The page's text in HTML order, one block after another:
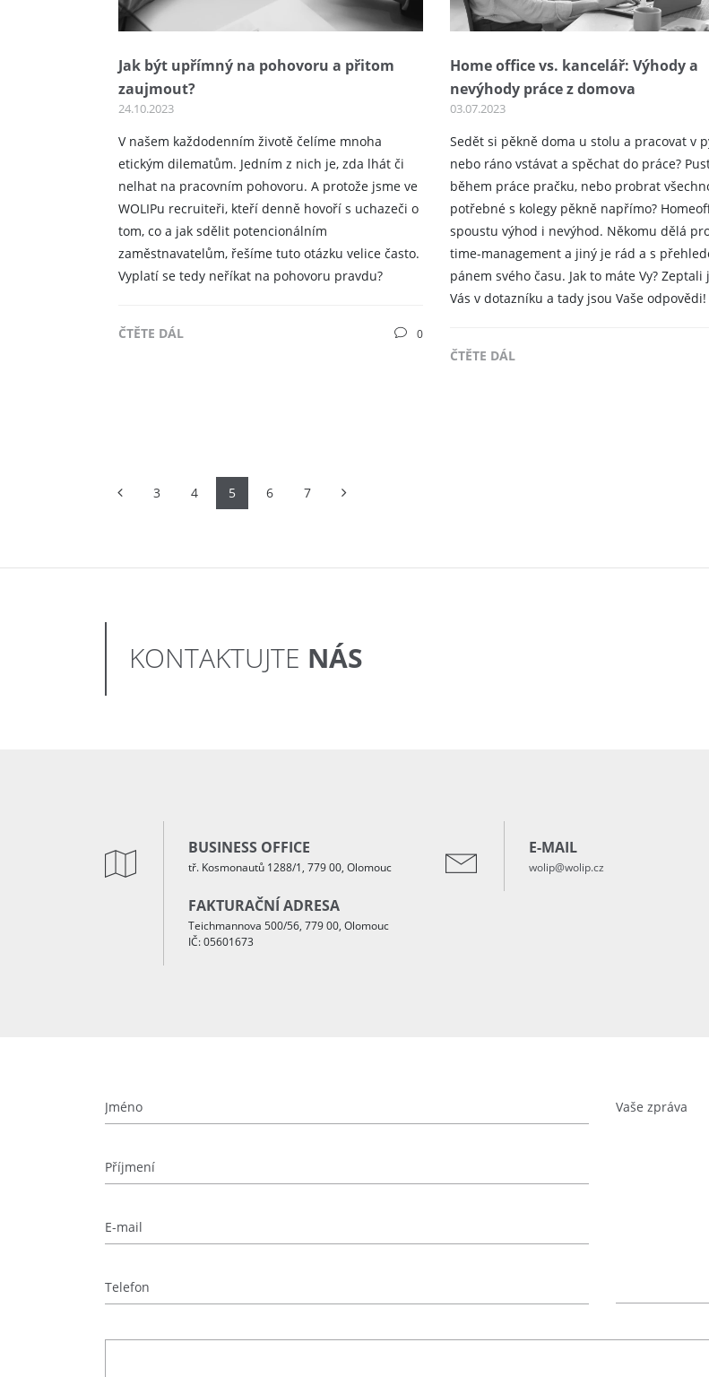
Jak být upřímný na pohovoru a přitom
zaujmout?
24.10.2023
V našem každodenním životě čelíme mnoha
etickým dilematům. Jedním z nich je, zda lhát či
nelhat na pracovním pohovoru. A protože jsme ve
WOLIPu recruiteři, kteří denně hovoří s uchazeči o
tom, co a jak sdělit potencionálním
zaměstnavatelům, řešíme tuto otázku velice často.
Vyplatí se tedy neříkat na pohovoru pravdu?
ČTĚTE DÁL 0
Home office vs. kancelář: Výhody a
nevýhody práce z domova
03.07.2023
Sedět si pěkně doma u stolu a pracovat v
nebo ráno vstávat a spěchat do práce?
během práce pračku, nebo probrat
potřebné s kolegy pěkně napřímo?
spoustu výhod i nevýhod. Někomu dělá
time-management a jiný je rád a s
pánem svého času. Jak to máte Vy? Zeptali
Vás v dotazníku a tady jsou Vaše odpovědi!
ČTĚTE DÁL
Previous
3 4 5 6 7 Next
KONTAKTUJTE NÁS
BUSINESS OFFICE
tř. Kosmonautů 1288/1, 779 00, Olomouc
FAKTURAČNÍ ADRESA
Teichmannova 500/56, 779 00, Olomouc
IČ: 05601673
E-MAIL
wolip@wolip.cz